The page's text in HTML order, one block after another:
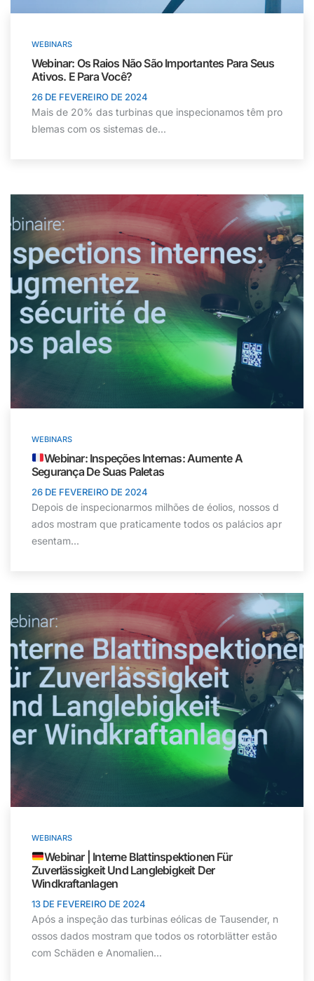
WEBINARS
Webinar: Os Raios Não São Importantes Para Seus
Ativos. E Para Você?
26 DE FEVEREIRO DE 2024
Mais de 20% das turbinas que inspecionamos têm pro
blemas com os sistemas de...
WEBINARS
Webinar: Inspeções Internas: Aumente A
Segurança De Suas Paletas
26 DE FEVEREIRO DE 2024
Depois de inspecionarmos milhões de éolios, nossos d
ados mostram que praticamente todos os palácios apr
esentam...
WEBINARS
Webinar | Interne Blattinspektionen Für
Zuverlässigkeit Und Langlebigkeit Der
Windkraftanlagen
13 DE FEVEREIRO DE 2024
Após a inspeção das turbinas eólicas de Tausender, n
ossos dados mostram que todos os rotorblätter estão
com Schäden e Anomalien...